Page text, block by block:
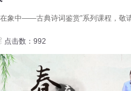
象中——古典诗词鉴赏”系列课程，敬请
点击数：992